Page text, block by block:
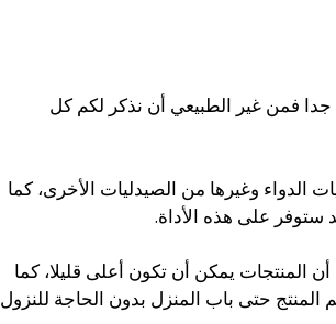
جدا فمن غير الطبيعي أن نذكر لكم كل
الدواء وغيرها من الصيدليات الأخرى، كما
ستوفر على هذه الأداة.
المنتجات يمكن أن تكون أعلى قليلا، كما
حتى باب المنزل بدون الحاجة للنزول